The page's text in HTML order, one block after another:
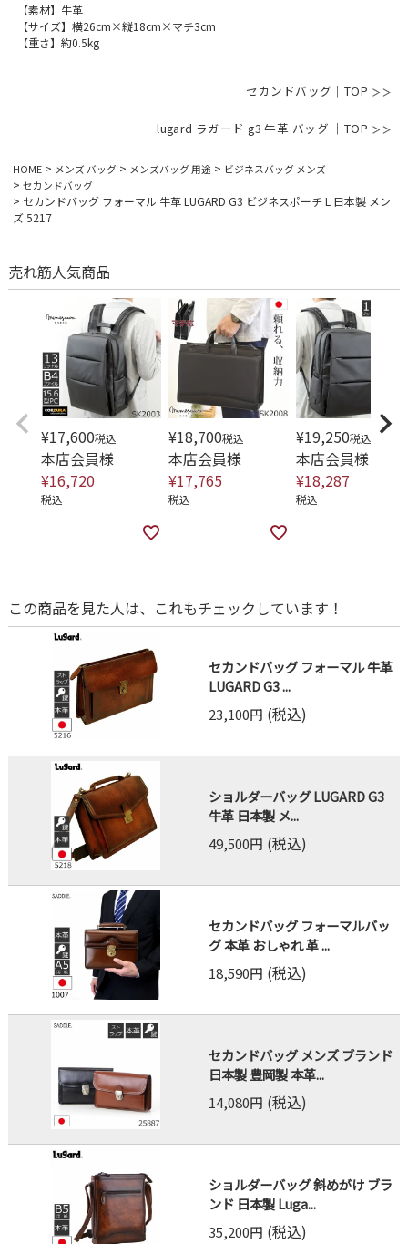
【素材】牛革
【サイズ】横26cm×縦18cm×マチ3cm
【重さ】約0.5kg
セカンドバッグ｜TOP
lugard ラガード g3 牛革 バッグ ｜TOP
HOME メンズ バッグ メンズバッグ 用途
ビジネスバッグ メンズ
セカンドバッグ
セカンドバッグ フォーマル 牛革 LUGARD G3 ビジネスポーチ L 日本製 メン
ズ 5217
売れ筋人気商品
¥17,600税込
本店会員様
¥16,720
税込
¥18,700税込
本店会員様
¥17,765
税込
¥19,250税込
本店会員様
¥18,287
税込
この商品を見た人は、これもチェックしています！
セカンドバッグ フォーマル 牛革
LUGARD G3 ...
23,100円 (税込)
ショルダーバッグ LUGARD G3
牛革 日本製 メ...
49,500円 (税込)
セカンドバッグ フォーマルバッ
グ 本革 おしゃれ 革 ...
18,590円 (税込)
セカンドバッグ メンズ ブランド
日本製 豊岡製 本革...
14,080円 (税込)
ショルダーバッグ 斜めがけ ブラ
ンド 日本製 Luga...
35,200円 (税込)